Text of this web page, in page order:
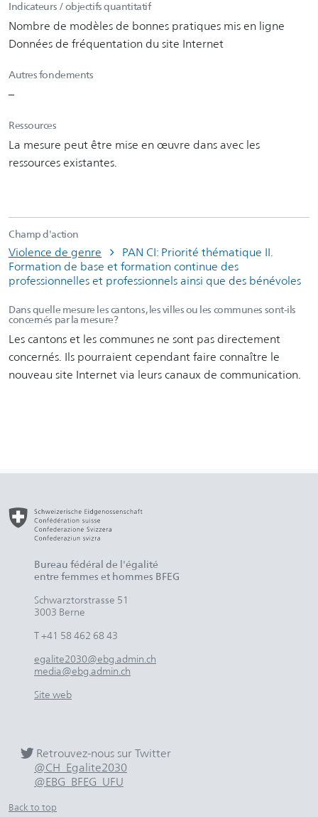
Indicateurs / objectifs quantitatif
Nombre de modèles de bonnes pratiques mis en ligne
Données de fréquentation du site Internet
Autres fondements
–
Ressources
La mesure peut être mise en œuvre dans avec les
ressources existantes.
Champ d'action
Violence de genre
PAN CI: Priorité thématique II.
Formation de base et formation continue des
professionnelles et professionnels ainsi que des bénévoles
Dans quelle mesure les cantons, les villes ou les communes sont-ils
concernés par la mesure?
Les cantons et les communes ne sont pas directement
concernés. Ils pourraient cependant faire connaître le
nouveau site Internet via leurs canaux de communication.
Bureau fédéral de l'égalité
entre femmes et hommes BFEG
Schwarztorstrasse 51
3003 Berne
T +41 58 462 68 43
egalite2030@ebg.admin.ch
media@ebg.admin.ch
Site web
Retrouvez-nous sur Twitter
@CH_Egalite2030
@EBG_BFEG_UFU
Back to top